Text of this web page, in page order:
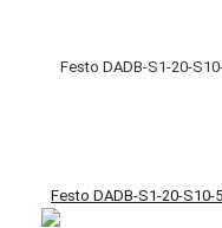
Festo DADB-S1-20-